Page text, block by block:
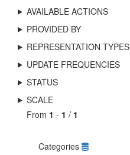
AVAILABLE ACTIONS
PROVIDED BY
REPRESENTATION TYPES
UPDATE FREQUENCIES
STATUS
SCALE
From 1 - 1 / 1
Categories